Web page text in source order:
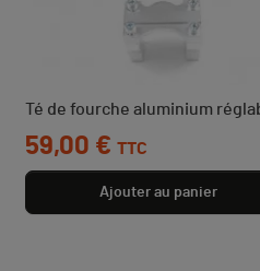
Té de fourche aluminium
Prix
59,00 € TTC
Ajouter au panier